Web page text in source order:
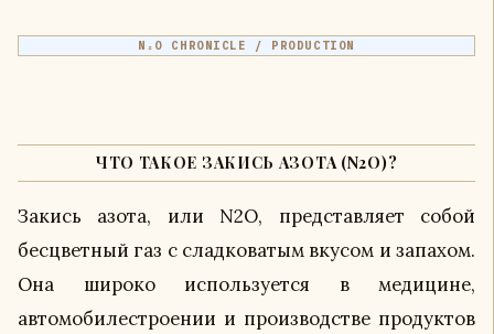
N₂O CHRONICLE / PRODUCTION
ЧТО ТАКОЕ ЗАКИСЬ АЗОТА (N2O)?
Закись азота, или N2O, представляет собой
бесцветный газ с сладковатым вкусом и запахом.
Она широко используется в медицине,
автомобилестроении и производстве продуктов